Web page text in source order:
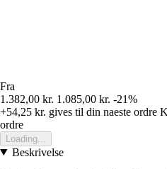
Fra
1.382,00 kr. 1.085,00 kr. -21%
+54,25 kr. gives til din naeste ordre
ordre
Loading...
Beskrivelse